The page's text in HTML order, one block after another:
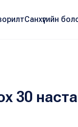
Санхүүгийн
30